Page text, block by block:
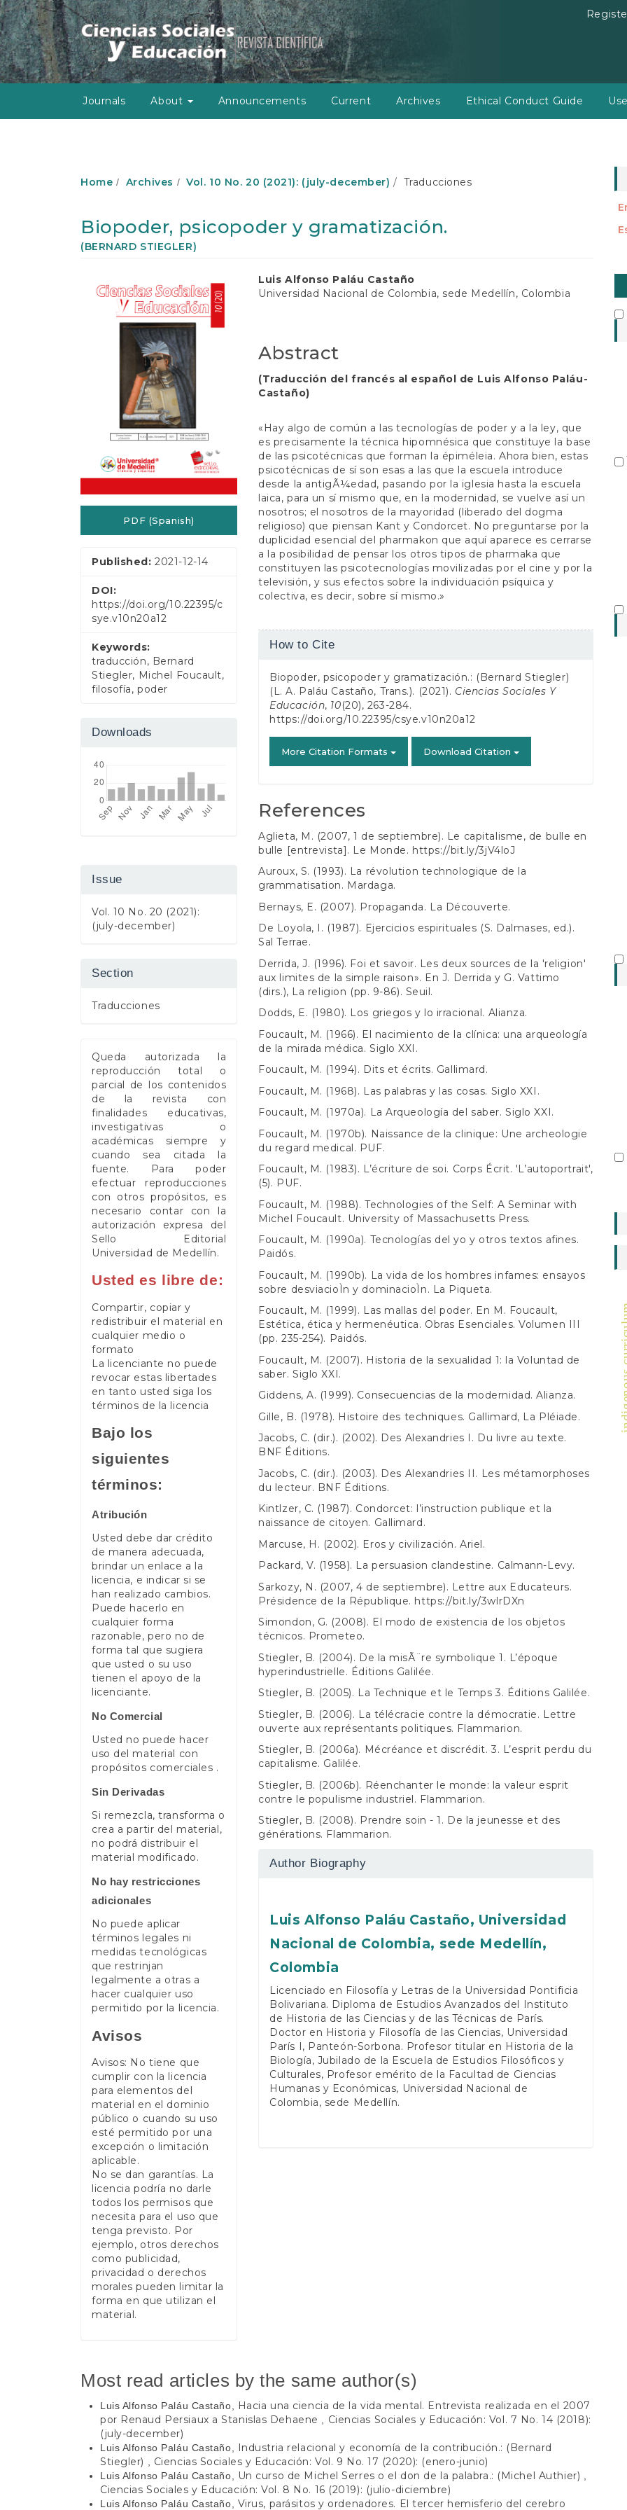
M
a
i
n
N
a
g
Journals About Announcements Current Archives Ethical Conduct Guide
Home Archives Vol. 10 No. 20 (2021): (july-december) Traducciones
Biopoder, psicopoder y gramatización.
(BERNARD STIEGLER)
Article
Sidebar
PDF (Spanish)
Published:2021-12-14
DOI:
https://doi.org/10.22395/c
sye.v10n20a12
Keywords:
traducción, Bernard
Stiegler, Michel Foucault,
filosofía, poder
Downloads
Issue
Vol. 10 No. 20 (2021):
(july-december)
Section
Traducciones
Queda autorizada la
reproducción total o
parcial de los contenidos
de la revista con
finalidades educativas,
investigativas o
académicas siempre y
cuando sea citada la
fuente. Para poder
efectuar reproducciones
con otros propósitos, es
necesario contar con la
autorización expresa del
Sello Editorial
Universidad de Medellín.
Usted es libre de:
Compartir, copiar y
redistribuir el material en
cualquier medio o
formato
La licenciante no puede
revocar estas libertades
en tanto usted siga los
términos de la licencia
Bajo los
siguientes
términos:
Atribución
Usted debe dar crédito
de manera adecuada,
brindar un enlace a la
licencia, e indicar si se
han realizado cambios.
Puede hacerlo en
cualquier forma
razonable, pero no de
forma tal que sugiera
que usted o su uso
tienen el apoyo de la
licenciante.
No Comercial
Usted no puede hacer
uso del material con
propósitos comerciales .
Sin Derivadas
Si remezcla, transforma o
crea a partir del material,
no podrá distribuir el
material modificado.
No hay restricciones
adicionales
No puede aplicar
términos legales ni
medidas tecnológicas
que restrinjan
legalmente a otras a
hacer cualquier uso
permitido por la licencia.
Avisos
Avisos: No tiene que
cumplir con la licencia
para elementos del
material en el dominio
público o cuando su uso
esté permitido por una
excepción o limitación
aplicable.
No se dan garantías. La
licencia podría no darle
todos los permisos que
necesita para el uso que
tenga previsto. Por
ejemplo, otros derechos
como publicidad,
privacidad o derechos
morales pueden limitar la
forma en que utilizan el
material.
Main
Article
Luis Alfonso Paláu Castaño
Universidad Nacional de Colombia, sede Medellín, Colombia
Abstract
(Traducción del francés al español de Luis Alfonso Paláu-
Castaño)
«Hay algo de común a las tecnologías de poder y a la ley, que
es precisamente la técnica hipomnésica que constituye la base
de las psicotécnicas que forman la épiméleia. Ahora bien, estas
psicotécnicas de sí son esas a las que la escuela introduce
desde la antigÃ¼edad, pasando por la iglesia hasta la escuela
laica, para un sí mismo que, en la modernidad, se vuelve así un
nosotros; el nosotros de la mayoridad (liberado del dogma
religioso) que piensan Kant y Condorcet. No preguntarse por la
duplicidad esencial del pharmakon que aquí aparece es cerrarse
a la posibilidad de pensar los otros tipos de pharmaka que
constituyen las psicotecnologías movilizadas por el cine y por la
televisión, y sus efectos sobre la individuación psíquica y
colectiva, es decir, sobre sí mismo.»
Article
How to Cite
Biopoder, psicopoder y gramatización.: (Bernard Stiegler)
(L. A. Paláu Castaño, Trans.). (2021). Ciencias Sociales Y
Educación, 10(20), 263-284.
https://doi.org/10.22395/csye.v10n20a12
More Citation Formats Download Citation
References
Aglieta, M. (2007, 1 de septiembre). Le capitalisme, de bulle en
bulle [entrevista]. Le Monde. https://bit.ly/3jV4loJ
Auroux, S. (1993). La révolution technologique de la
grammatisation. Mardaga.
Bernays, E. (2007). Propaganda. La Découverte.
De Loyola, I. (1987). Ejercicios espirituales (S. Dalmases, ed.).
Sal Terrae.
Derrida, J. (1996). Foi et savoir. Les deux sources de la 'religion'
aux limites de la simple raison». En J. Derrida y G. Vattimo
(dirs.), La religion (pp. 9-86). Seuil.
Dodds, E. (1980). Los griegos y lo irracional. Alianza.
Foucault, M. (1966). El nacimiento de la clínica: una arqueología
de la mirada médica. Siglo XXI.
Foucault, M. (1994). Dits et écrits. Gallimard.
Foucault, M. (1968). Las palabras y las cosas. Siglo XXI.
Foucault, M. (1970a). La Arqueología del saber. Siglo XXI.
Foucault, M. (1970b). Naissance de la clinique: Une archeologie
du regard medical. PUF.
Foucault, M. (1983). L’écriture de soi. Corps Écrit. 'L’autoportrait',
(5). PUF.
Foucault, M. (1988). Technologies of the Self: A Seminar with
Michel Foucault. University of Massachusetts Press.
Foucault, M. (1990a). Tecnologías del yo y otros textos afines.
Paidós.
Foucault, M. (1990b). La vida de los hombres infames: ensayos
sobre desviacioÌn y dominacioÌn. La Piqueta.
Foucault, M. (1999). Las mallas del poder. En M. Foucault,
Estética, ética y hermenéutica. Obras Esenciales. Volumen III
(pp. 235-254). Paidós.
Foucault, M. (2007). Historia de la sexualidad 1: la Voluntad de
saber. Siglo XXI.
Giddens, A. (1999). Consecuencias de la modernidad. Alianza.
Gille, B. (1978). Histoire des techniques. Gallimard, La Pléiade.
Jacobs, C. (dir.). (2002). Des Alexandries I. Du livre au texte.
BNF Éditions.
Jacobs, C. (dir.). (2003). Des Alexandries II. Les métamorphoses
du lecteur. BNF Éditions.
Kintlzer, C. (1987). Condorcet: l’instruction publique et la
naissance de citoyen. Gallimard.
Marcuse, H. (2002). Eros y civilización. Ariel.
Packard, V. (1958). La persuasion clandestine. Calmann-Levy.
Sarkozy, N. (2007, 4 de septiembre). Lettre aux Educateurs.
Présidence de la République. https://bit.ly/3wlrDXn
Simondon, G. (2008). El modo de existencia de los objetos
técnicos. Prometeo.
Stiegler, B. (2004). De la misÃ¨re symbolique 1. L’époque
hyperindustrielle. Éditions Galilée.
Stiegler, B. (2005). La Technique et le Temps 3. Éditions Galilée.
Stiegler, B. (2006). La télécracie contre la démocratie. Lettre
ouverte aux représentants politiques. Flammarion.
Stiegler, B. (2006a). Mécréance et discrédit. 3. L’esprit perdu du
capitalisme. Galilée.
Stiegler, B. (2006b). Réenchanter le monde: la valeur esprit
contre le populisme industriel. Flammarion.
Stiegler, B. (2008). Prendre soin - 1. De la jeunesse et des
générations. Flammarion.
Author Biography
Luis Alfonso Paláu Castaño, Universidad
Nacional de Colombia, sede Medellín,
Colombia
Licenciado en Filosofía y Letras de la Universidad Pontificia
Bolivariana. Diploma de Estudios Avanzados del Instituto
de Historia de las Ciencias y de las Técnicas de París.
Doctor en Historia y Filosofía de las Ciencias, Universidad
París I, Panteón-Sorbona. Profesor titular en Historia de la
Biología, Jubilado de la Escuela de Estudios Filosóficos y
Culturales, Profesor emérito de la Facultad de Ciencias
Humanas y Económicas, Universidad Nacional de
Colombia, sede Medellín.
Most read articles by the same author(s)
Luis Alfonso Paláu Castaño,
Hacia una ciencia de la vida mental. Entrevista realizada en el 2007
por Renaud Persiaux a Stanislas Dehaene
Ciencias Sociales y Educación: Vol. 7 No. 14 (2018):
(july-december)
Luis Alfonso Paláu Castaño,
Industria relacional y economía de la contribución.: (Bernard
Stiegler)
Ciencias Sociales y Educación: Vol. 9 No. 17 (2020): (enero-junio)
Luis Alfonso Paláu Castaño, Un curso de Michel Serres o el don de la palabra.: (Michel Authier)
Ciencias Sociales y Educación: Vol. 8 No. 16 (2019): (julio-diciembre)
Luis Alfonso Paláu Castaño, Virus, parásitos y ordenadores. El tercer hemisferio del cerebro
a